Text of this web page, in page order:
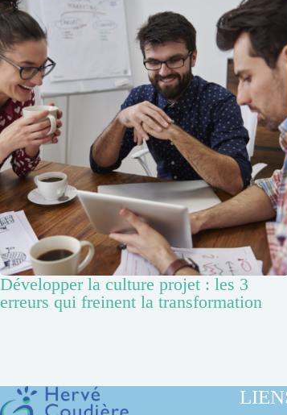
Développer la culture projet : les 3
erreurs qui freinent la transformation